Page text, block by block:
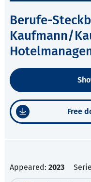
Berufe-
Kaufmann/
Free
Appeared: 2023